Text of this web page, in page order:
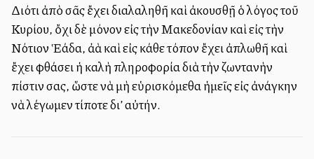
Διότι ἀπὸ σᾶς ἔχει διαλαληθῆ καὶ ἀκουσθῇ ὁ λόγος τοῦ
Κυρίου, ὄχι δὲ μόνον εἰς τὴν Μακεδονίαν καὶ εἰς τὴν
Νότιον Ἑλλάδα, ἀλλὰ καὶ εἰς κάθε τόπον ἔχει ἀπλωθῆ καὶ
ἔχει φθάσει ἡ καλὴ πληροφορία διὰ τὴν ζωντανὴν
πίστιν σας, ὥστε νὰ μὴ εὑρισκόμεθα ἡμεῖς εἰς ἀνάγκην
νὰ λέγωμεν τίποτε δι’ αὐτήν.